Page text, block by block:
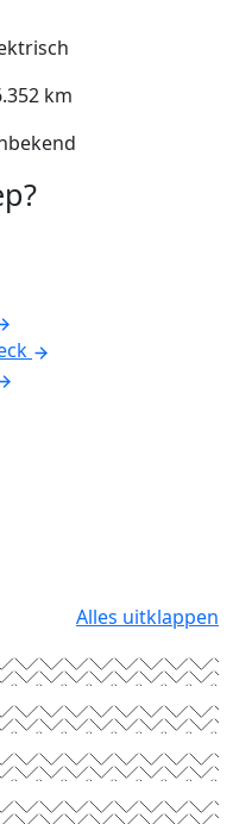
km
Alles uitklappen